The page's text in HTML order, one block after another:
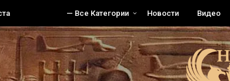
— Все Категории Новости Видео